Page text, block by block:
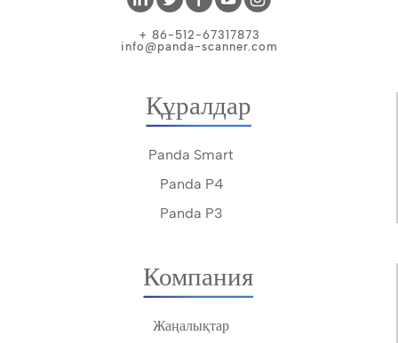
+ 86-512-67317873
info@panda-scanner.com
Құралдар
Panda Smart
Panda P4
Panda P3
Компания
Жаңалықтар